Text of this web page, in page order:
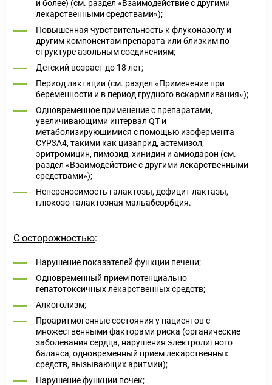
и более) (см. раздел «Взаимодействие с другими
лекарственными средствами»);
Повышенная чувствительность к флуконазолу и
другим компонентам препарата или близким по
структуре азольным соединениям;
Детский возраст до 18 лет;
Период лактации (см. раздел «Применение при
беременности и в период грудного вскармливания»);
Одновременное применение с препаратами,
увеличивающими интервал QT и
метаболизирующимися с помощью изофермента
CYP3A4, такими как цизаприд, астемизол,
эритромицин, пимозид, хинидин и амиодарон (см.
раздел «Взаимодействие с другими лекарственными
средствами»);
Непереносимость галактозы, дефицит лактазы,
глюкозо-галактозная мальабсорбция.
С осторожностью:
Нарушение показателей функции печени;
Одновременный прием потенциально
гепатотоксичных лекарственных средств;
Алкоголизм;
Проаритмогенные состояния у пациентов с
множественными факторами риска (органические
заболевания сердца, нарушения электролитного
баланса, одновременный прием лекарственных
средств, вызывающих аритмии);
Нарушение функции почек;